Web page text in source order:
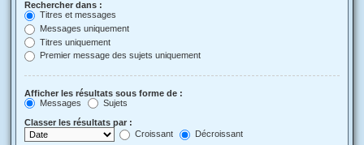
Rechercher dans :
Titres et messages
Messages uniquement
Titres uniquement
Premier message des sujets uniquement
Afficher les résultats sous forme de :
Messages
Sujets
Classer les résultats par :
Croissant
Décroissant